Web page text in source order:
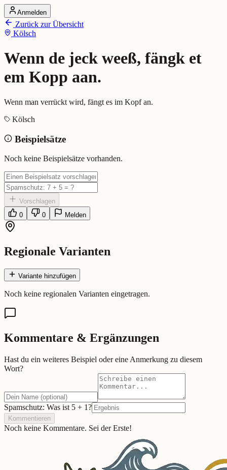
Startseite
Alle Dialekte
Dialekte vergleichen
Dialekt-Karte
Ranking
Blog
Wenn de jeck weeß, fängk et
Bedeutung:
Beispiel:Et is wie et is: Wenn de jeck weeß, fängk et em Kopp aan.
Eingereicht von: Mundwerk Team
Anmelden
Zurück zur Übersicht
Kölsch
Wenn de jeck weeß, fängk et
em Kopp aan.
Wenn man verrückt wird, fängt es im Kopf an.
Kölsch
Beispielsätze
Noch keine Beispielsätze vorhanden.
Vorschlagen
0
0 Melden
Regionale Varianten
Variante hinzufügen
Noch keine regionalen Varianten eingetragen.
Kommentare & Ergänzungen
Hast du ein weiteres Beispiel oder eine Anmerkung zu diesem
Wort?
Spamschutz: Was ist 5 + 1?
Kommentieren
Noch keine Kommentare. Sei der Erste!